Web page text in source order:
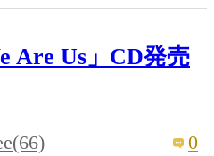
Are Us」CD発売
0